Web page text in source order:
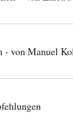
von Manuel